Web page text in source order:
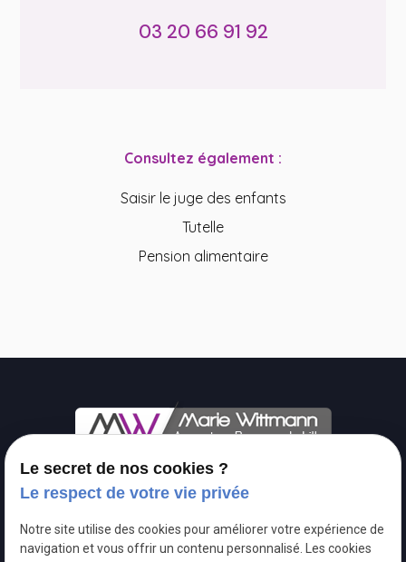
03 20 66 91 92
Consultez également :
Saisir le juge des enfants
Tutelle
Pension alimentaire
Contactez-moi
Le secret de nos cookies ?
Le respect de votre vie privée
Notre site utilise des cookies pour améliorer votre expérience de
navigation et vous offrir un contenu personnalisé. Les cookies